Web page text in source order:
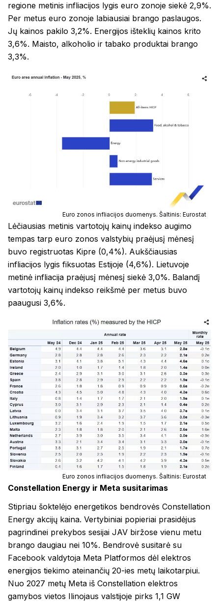
regione metinis infliacijos lygis euro zonoje siekė 2,9%.
Per metus euro zonoje labiausiai brango paslaugos.
Jų kainos pakilo 3,2%. Energijos išteklių kainos krito
3,6%. Maisto, alkoholio ir tabako produktai brango
3,3%.
Euro zonos infliacijos duomenys. Šaltinis: Eurostat
Lėčiausias metinis vartotojų kainų indekso augimo
tempas tarp euro zonos valstybių praėjusį mėnesį
buvo registruotas Kipre (0,4%). Aukščiausias
infliacijos lygis fiksuotas Estijoje (4,6%). Lietuvoje
metinė infliacija praėjusį mėnesį siekė 3,0%. Balandį
vartotojų kainų indekso reikšmė per metus buvo
paaugusi 3,6%.
Euro zonos infliacijos duomenys. Šaltinis: Eurostat
Constellation Energy ir Meta susitarimas
Stipriau šoktelėjo energetikos bendrovės Constellation
Energy akcijų kaina. Vertybiniai popieriai prasidėjus
pagrindinei prekybos sesijai JAV biržose vienu metu
brango daugiau nei 10%. Bendrovė susitarė su
Facebook valdytoja Meta Platformos dėl elektros
energijos tiekimo ateinančių 20-ies metų laikotarpiui.
Nuo 2027 metų Meta iš Constellation elektros
gamybos vietos Ilinojaus valstijoje pirks 1,1 GW